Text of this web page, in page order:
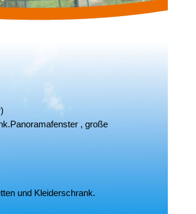
, große
und Kleiderschrank.